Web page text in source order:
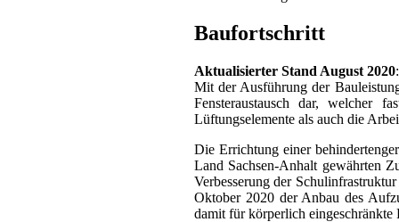
Baufortschritt
Aktualisierter Stand August 2020:
Mit der Ausführung der
Fensteraustausch dar, welcher
Lüftungselemente als auch die
Die Errichtung einer
Land Sachsen-Anhalt gewährten
Verbesserung der
Oktober 2020 der Anbau des
damit für körperlich eingeschränkte